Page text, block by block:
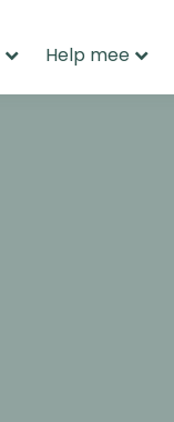
Help mee